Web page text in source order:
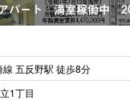
五反野駅 徒歩8分
1丁目